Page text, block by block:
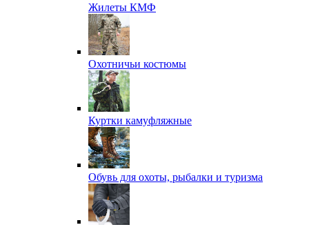
Жилеты КМФ
Охотничьи костюмы
Куртки камуфляжные
Обувь для охоты, рыбалки и туризма